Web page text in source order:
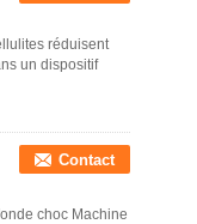
réduisent
un dispositif
Contact
choc Machine